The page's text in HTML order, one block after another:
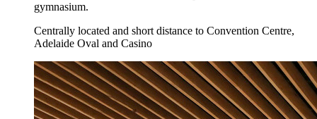
gymnasium.
Centrally located and short distance to Convention Centre,
Adelaide Oval and Casino